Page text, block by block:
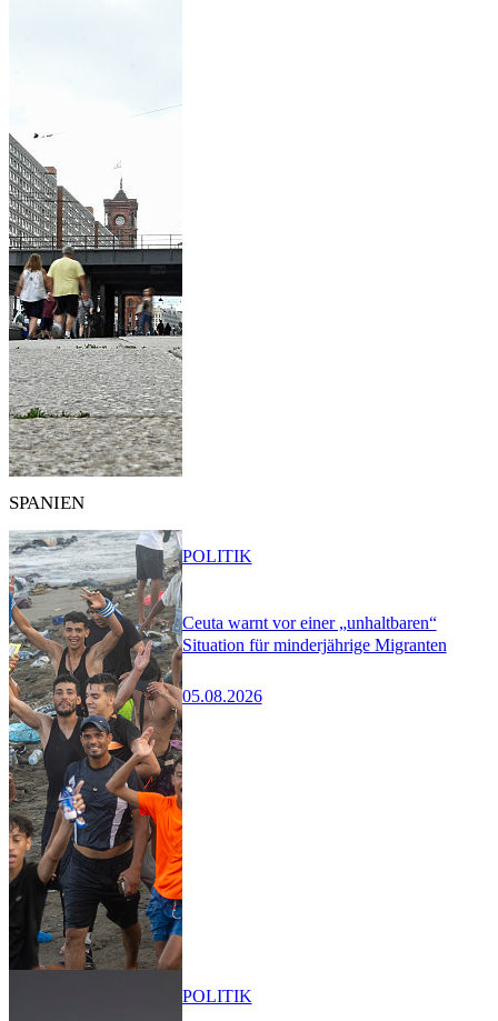
SPANIEN
Ceuta warnt vor einer „unhaltbaren“
Situation für minderjährige Migranten
05.08.2026
POLITIK
POLITIK